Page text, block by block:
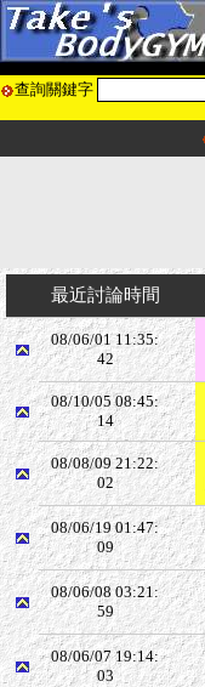
查詢關鍵字
最近討論時間
08/06/01 11:35:
42
08/10/05 08:45:
14
08/08/09 21:22:
02
08/06/19 01:47:
09
08/06/08 03:21:
59
08/06/07 19:14:
03